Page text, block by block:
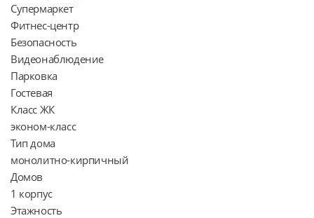
Супермаркет
Фитнес-центр
Безопасность
Видеонаблюдение
Парковка
Гостевая
Класс ЖК
эконом-класс
Тип дома
монолитно-кирпичный
Домов
1 корпус
Этажность